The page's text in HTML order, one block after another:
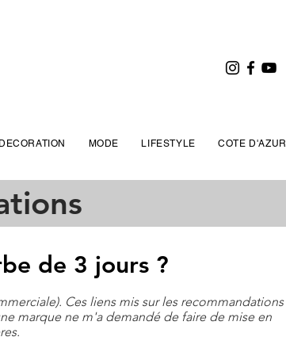
de 3 jours ?
Ces liens mis sur les recommandations
marque ne m'a demandé de faire de mise en
DECORATION MODE LIFESTYLE COTE D'AZUR